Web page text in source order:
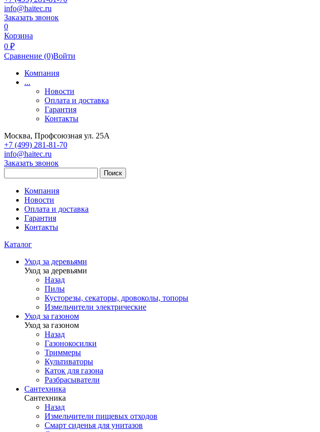
info@haitec.ru
Заказать звонок
0
Корзина
0 ₽
Сравнение (0)Войти
Компания
...
Новости
Оплата и доставка
Гарантия
Контакты
Москва, Профсоюзная ул. 25А
+7 (499) 281-81-70
info@haitec.ru
Заказать звонок
Поиск
Компания
Новости
Оплата и доставка
Гарантия
Контакты
Каталог
Уход за деревьями
Уход за деревьями
Назад
Пилы
Кусторезы, секаторы, дровоколы, топоры
Измельчители электрические
Уход за газоном
Уход за газоном
Назад
Газонокосилки
Триммеры
Культиваторы
Каток для газона
Разбрасыватели
Сантехника
Сантехника
Назад
Измельчители пищевых отходов
Смарт сиденья для унитазов